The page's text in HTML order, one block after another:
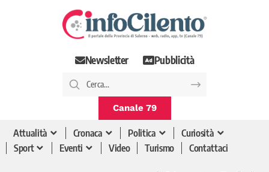
Newsletter Pubblicità
Canale 79
Attualità Cronaca Politica
Curiosità
Sport
Eventi Video Turismo Contattaci